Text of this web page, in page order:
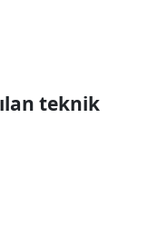
teknik